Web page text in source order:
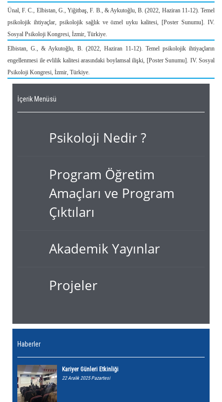
Ünal, F. C., Elbistan, G., Yiğitbaş, F. B., & Aykutoğlu, B. (2022, Haziran 11-12). Temel
psikolojik ihtiyaçlar, psikolojik sağlık ve öznel uyku kalitesi, [Poster Sunumu]. IV.
Sosyal Psikoloji Kongresi, İzmir, Türkiye.
Elbistan, G., & Aykutoğlu, B. (2022, Haziran 11-12). Temel psikolojik ihtiyaçların
engellenmesi ile evlilik kalitesi arasındaki boylamsal ilişki, [Poster Sunumu]. IV. Sosyal
Psikoloji Kongresi, İzmir, Türkiye.
İçerik Menüsü
Psikoloji Nedir ?
Program Öğretim
Amaçları ve Program
Çıktıları
Akademik Yayınlar
Projeler
Haberler
Kariyer Günleri Etkinliği
22 Aralık 2025 Pazartesi